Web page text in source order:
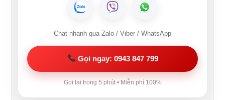
Chat nhanh qua Zalo / Viber / WhatsApp
Gọi ngay: 0943 847 799
Gọi lại trong 5 phút • Miễn phí 100%